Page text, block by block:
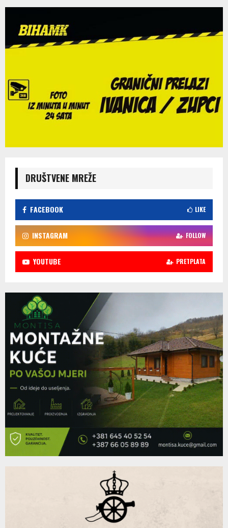
DRUŠTVENE MREŽE
FACEBOOK LIKE
INSTAGRAM FOLLOW
YOUTUBE PRETPLATA